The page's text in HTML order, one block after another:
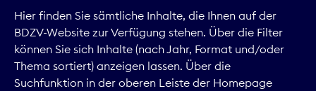
Digitales
Kommunikation
Hier finden Sie sämtliche Inhalte, die Ihnen auf der
BDZV-Website zur Verfügung stehen. Über die Filter
können Sie sich Inhalte (nach Jahr, Format und/oder
Thema sortiert) anzeigen lassen. Über die
Suchfunktion in der oberen Leiste der Homepage